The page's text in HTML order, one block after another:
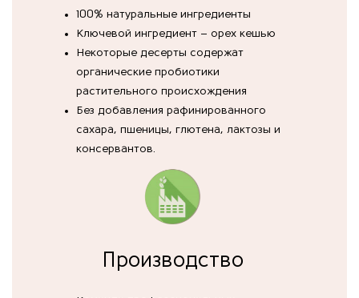
100% натуральные ингредиенты
Ключевой ингредиент – орех кешью
Некоторые десерты содержат
органические пробиотики
растительного происхождения
Без добавления рафинированного
сахара, пшеницы, глютена, лактозы и
консервантов.
Производство